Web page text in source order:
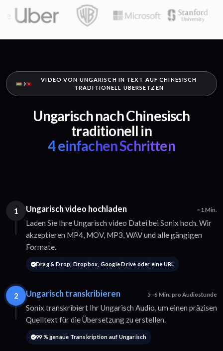
VIDEO VON UNGARISCH IN TEXT AUF CHINESISCH
TRADITIONELL ÜBERSETZEN
Ungarisch nach Chinesisch
traditionell in
4 einfachen Schritten
1 Ungarisch video hochladen ~1 Min.
Laden Sie Ihre Ungarisch video Datei bei Sonix hoch. Wir
akzeptieren MP4, MOV, MP3, WAV und alle gängigen
Formate.
Drag & Drop, Dropbox, Google Drive oder eine URL
2 Ungarisch transkribieren 5–6 Min. pro Audiostunde
Sonix transkribiert Ihr Ungarisch Audio, um einen präzisen
Quelltext für die Übersetzung zu erstellen.
99 % genaue Transkription auf Ungarisch